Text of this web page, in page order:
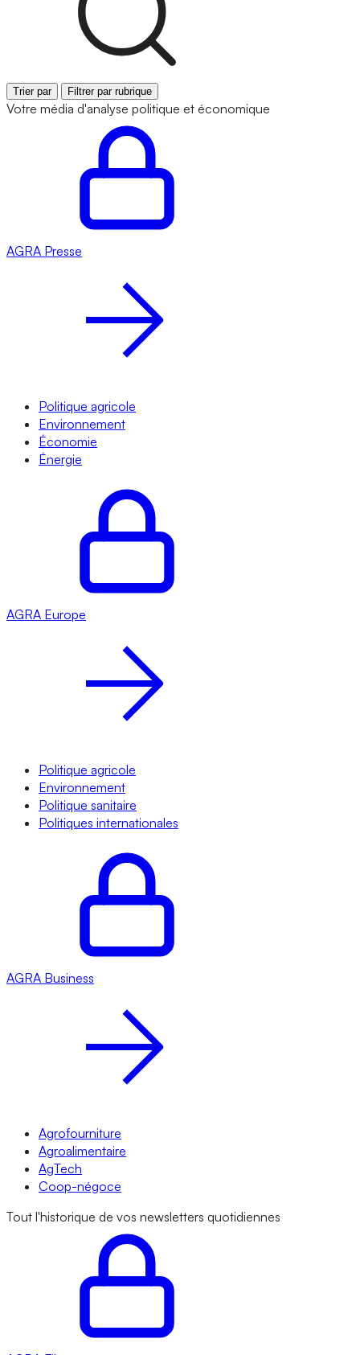
Trier par Filtrer par rubrique
Votre média d'analyse politique et économique
AGRA Presse
Politique agricole
Environnement
Économie
Énergie
AGRA Europe
Politique agricole
Environnement
Politique sanitaire
Politiques internationales
AGRA Business
Agrofourniture
Agroalimentaire
AgTech
Coop-négoce
Tout l'historique de vos newsletters quotidiennes